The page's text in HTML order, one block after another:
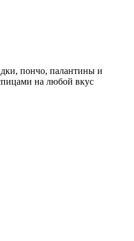
пончо, палантины и
на любой вкус